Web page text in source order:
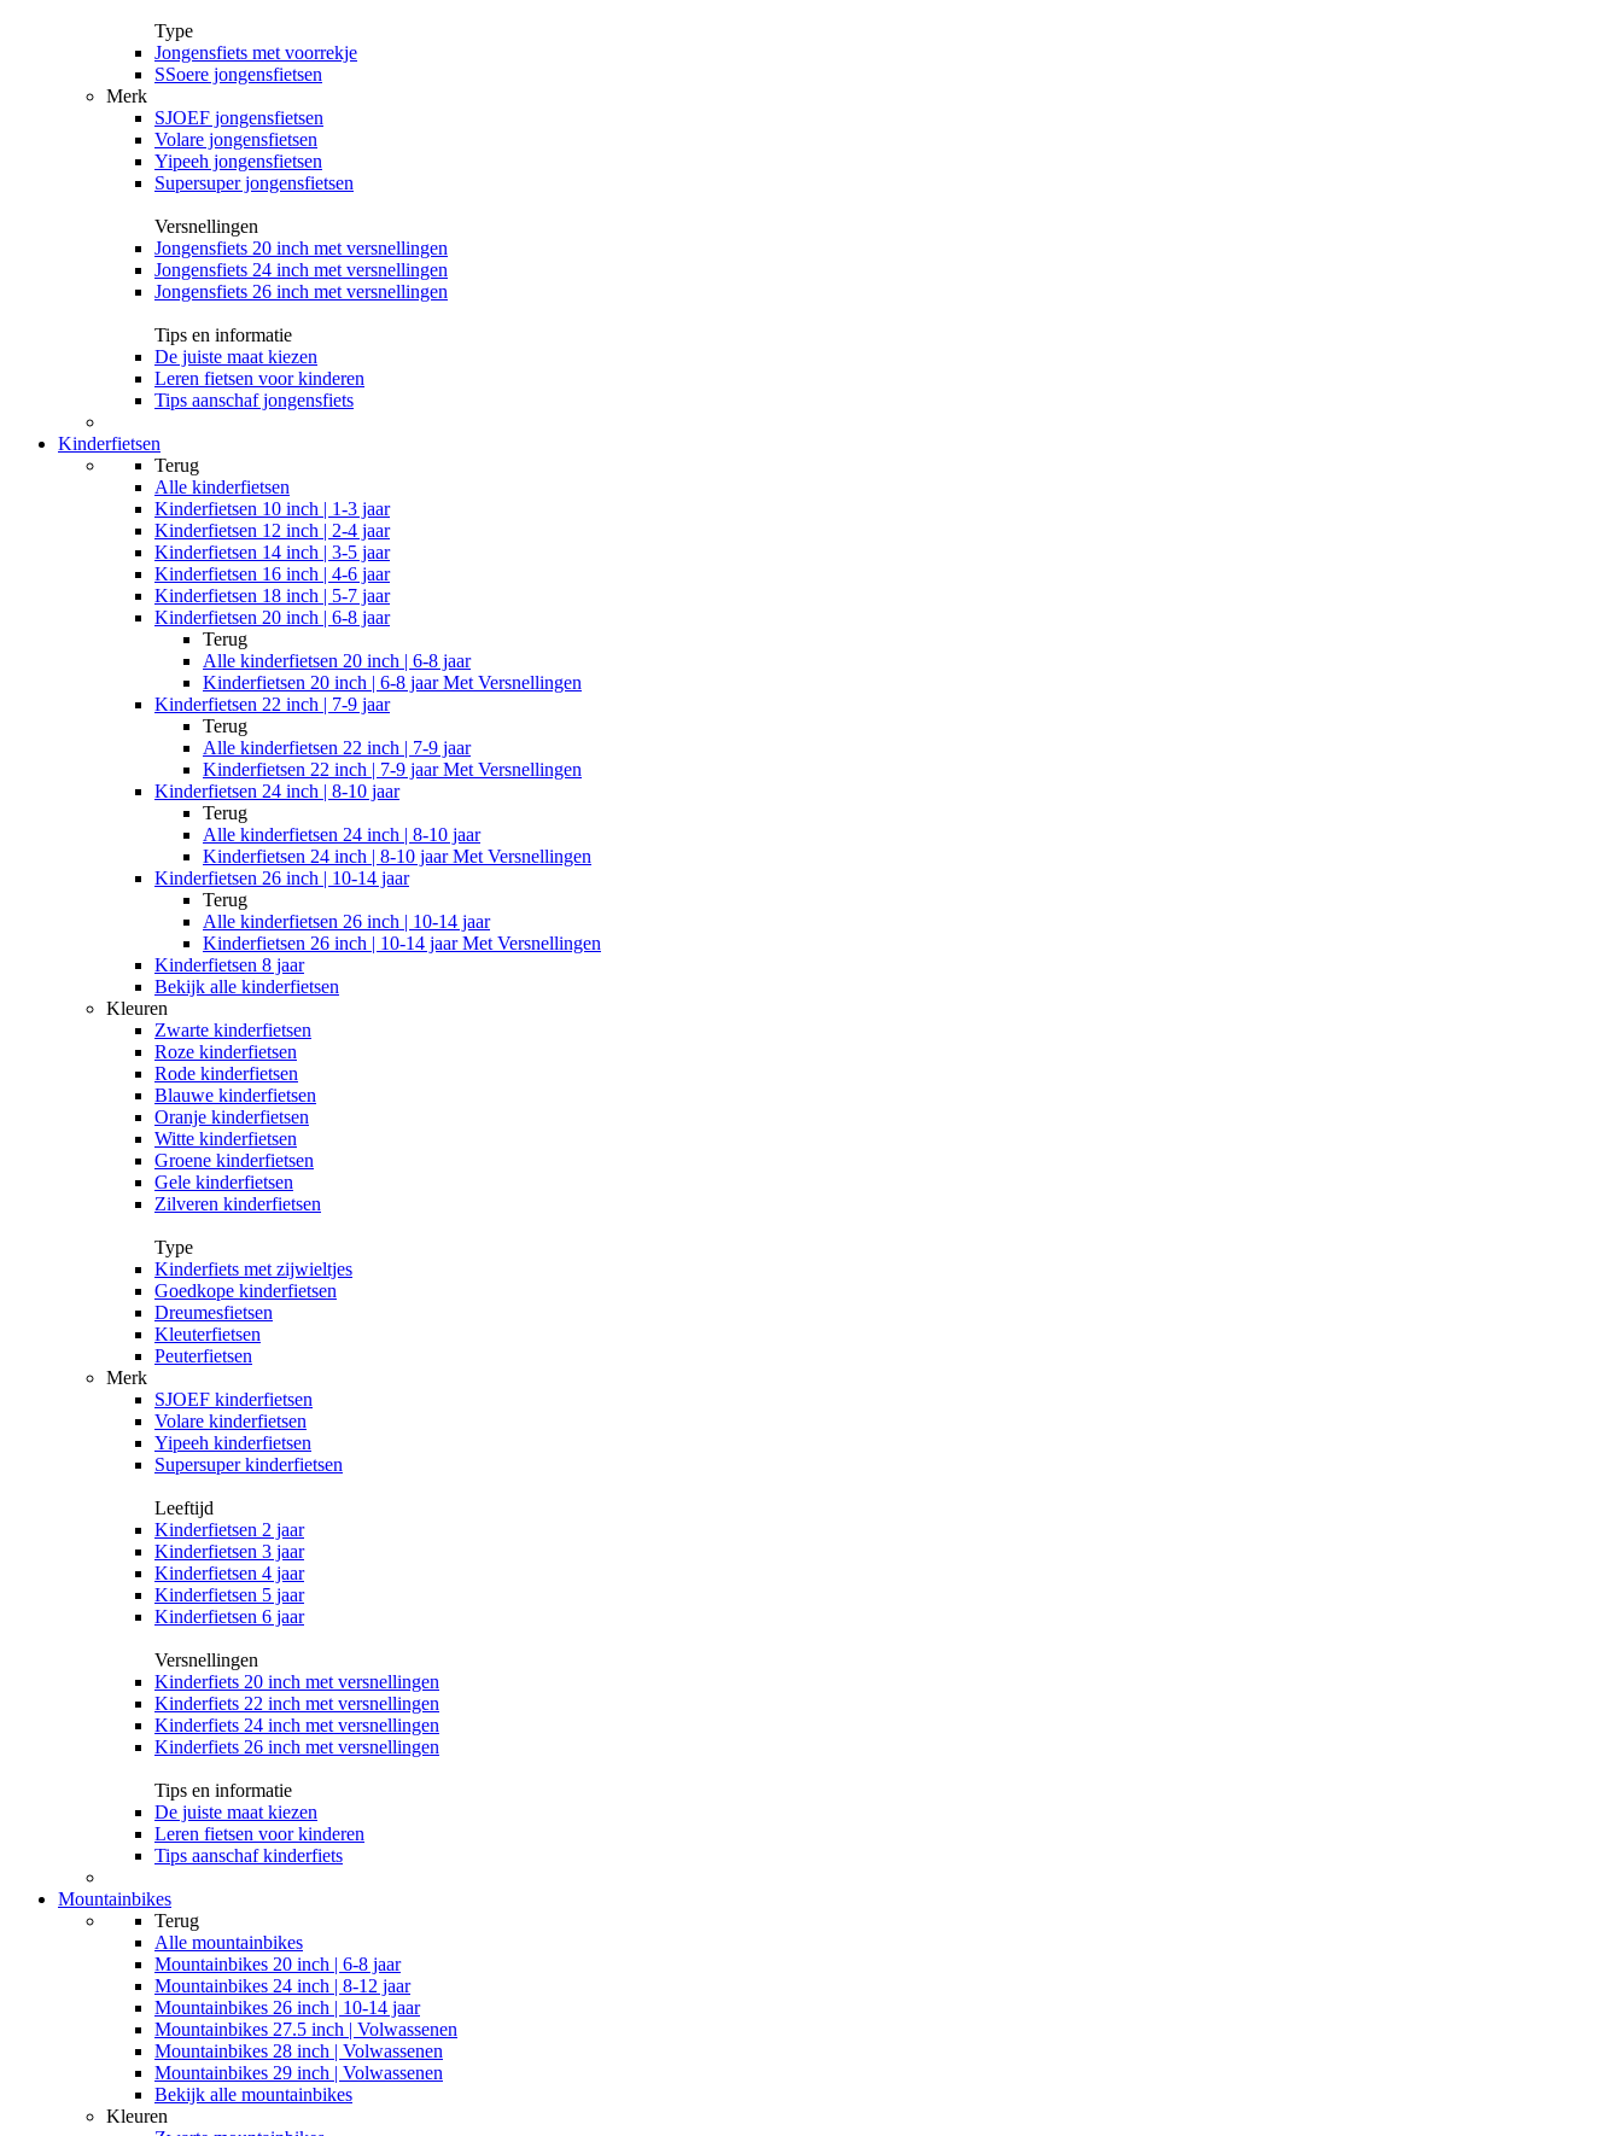
Type
Jongensfiets met voorrekje
SSoere jongensfietsen
Merk
SJOEF jongensfietsen
Volare jongensfietsen
Yipeeh jongensfietsen
Supersuper jongensfietsen
Versnellingen
Jongensfiets 20 inch met versnellingen
Jongensfiets 24 inch met versnellingen
Jongensfiets 26 inch met versnellingen
Tips en informatie
De juiste maat kiezen
Leren fietsen voor kinderen
Tips aanschaf jongensfiets
Kinderfietsen
Terug
Alle kinderfietsen
Kinderfietsen 10 inch | 1-3 jaar
Kinderfietsen 12 inch | 2-4 jaar
Kinderfietsen 14 inch | 3-5 jaar
Kinderfietsen 16 inch | 4-6 jaar
Kinderfietsen 18 inch | 5-7 jaar
Kinderfietsen 20 inch | 6-8 jaar
Terug
Alle kinderfietsen 20 inch | 6-8 jaar
Kinderfietsen 20 inch | 6-8 jaar Met Versnellingen
Kinderfietsen 22 inch | 7-9 jaar
Terug
Alle kinderfietsen 22 inch | 7-9 jaar
Kinderfietsen 22 inch | 7-9 jaar Met Versnellingen
Kinderfietsen 24 inch | 8-10 jaar
Terug
Alle kinderfietsen 24 inch | 8-10 jaar
Kinderfietsen 24 inch | 8-10 jaar Met Versnellingen
Kinderfietsen 26 inch | 10-14 jaar
Terug
Alle kinderfietsen 26 inch | 10-14 jaar
Kinderfietsen 26 inch | 10-14 jaar Met Versnellingen
Kinderfietsen 8 jaar
Bekijk alle kinderfietsen
Kleuren
Zwarte kinderfietsen
Roze kinderfietsen
Rode kinderfietsen
Blauwe kinderfietsen
Oranje kinderfietsen
Witte kinderfietsen
Groene kinderfietsen
Gele kinderfietsen
Zilveren kinderfietsen
Type
Kinderfiets met zijwieltjes
Goedkope kinderfietsen
Dreumesfietsen
Kleuterfietsen
Peuterfietsen
Merk
SJOEF kinderfietsen
Volare kinderfietsen
Yipeeh kinderfietsen
Supersuper kinderfietsen
Leeftijd
Kinderfietsen 2 jaar
Kinderfietsen 3 jaar
Kinderfietsen 4 jaar
Kinderfietsen 5 jaar
Kinderfietsen 6 jaar
Versnellingen
Kinderfiets 20 inch met versnellingen
Kinderfiets 22 inch met versnellingen
Kinderfiets 24 inch met versnellingen
Kinderfiets 26 inch met versnellingen
Tips en informatie
De juiste maat kiezen
Leren fietsen voor kinderen
Tips aanschaf kinderfiets
Mountainbikes
Terug
Alle mountainbikes
Mountainbikes 20 inch | 6-8 jaar
Mountainbikes 24 inch | 8-12 jaar
Mountainbikes 26 inch | 10-14 jaar
Mountainbikes 27.5 inch | Volwassenen
Mountainbikes 28 inch | Volwassenen
Mountainbikes 29 inch | Volwassenen
Bekijk alle mountainbikes
Kleuren